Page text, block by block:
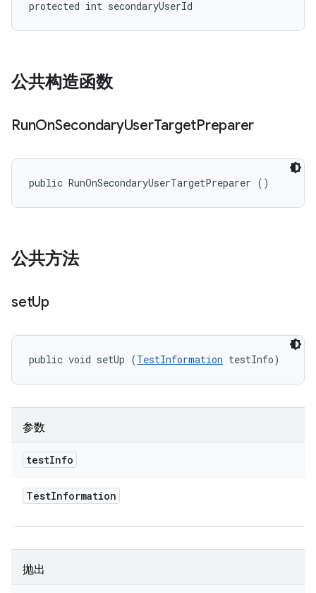
protected int secondaryUserId
公共构造函数
RunOnSecondaryUserTargetPreparer
public RunOnSecondaryUserTargetPreparer ()
公共方法
setUp
public void setUp (TestInformation testInfo)
参数
testInfo
TestInformation
抛出